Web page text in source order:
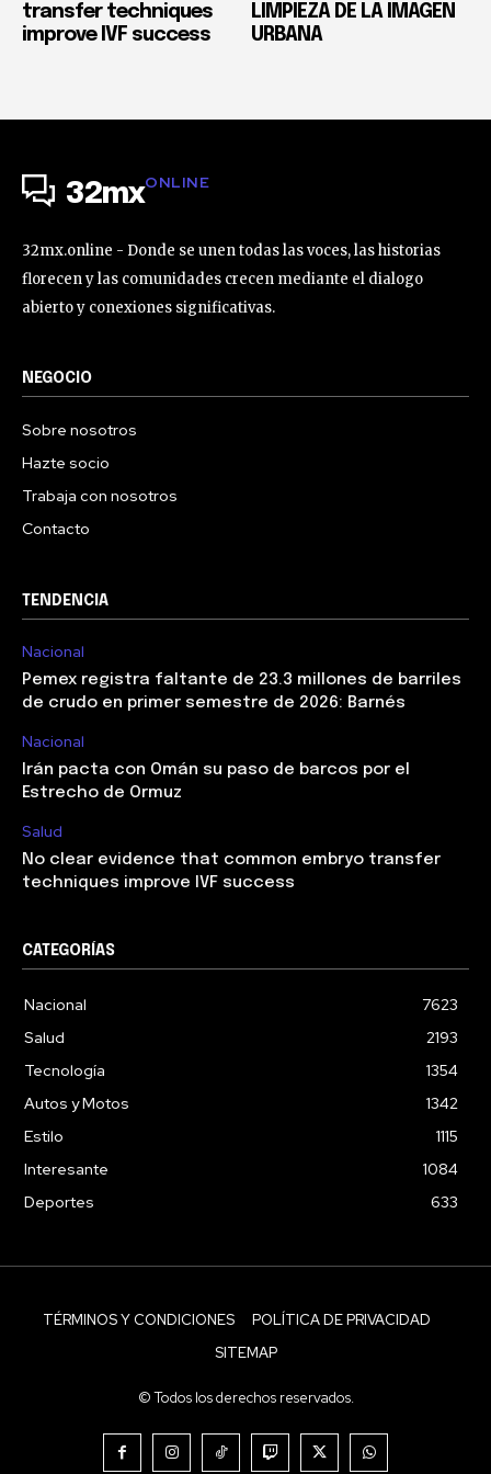
transfer techniques
improve IVF success
LIMPIEZA DE LA IMAGEN
URBANA
32mxONLINE
32mx.online - Donde se unen todas las voces, las historias
florecen y las comunidades crecen mediante el dialogo
abierto y conexiones significativas.
NEGOCIO
Sobre nosotros
Hazte socio
Trabaja con nosotros
Contacto
TENDENCIA
Nacional
Pemex registra faltante de 23.3 millones de barriles
de crudo en primer semestre de 2026: Barnés
Nacional
Irán pacta con Omán su paso de barcos por el
Estrecho de Ormuz
Salud
No clear evidence that common embryo transfer
techniques improve IVF success
CATEGORÍAS
Nacional
7623
Salud
2193
Tecnología
1354
Autos y Motos
1342
Estilo
1115
Interesante
1084
Deportes
633
TÉRMINOS Y CONDICIONES
POLÍTICA DE PRIVACIDAD
SITEMAP
© Todos los derechos reservados.